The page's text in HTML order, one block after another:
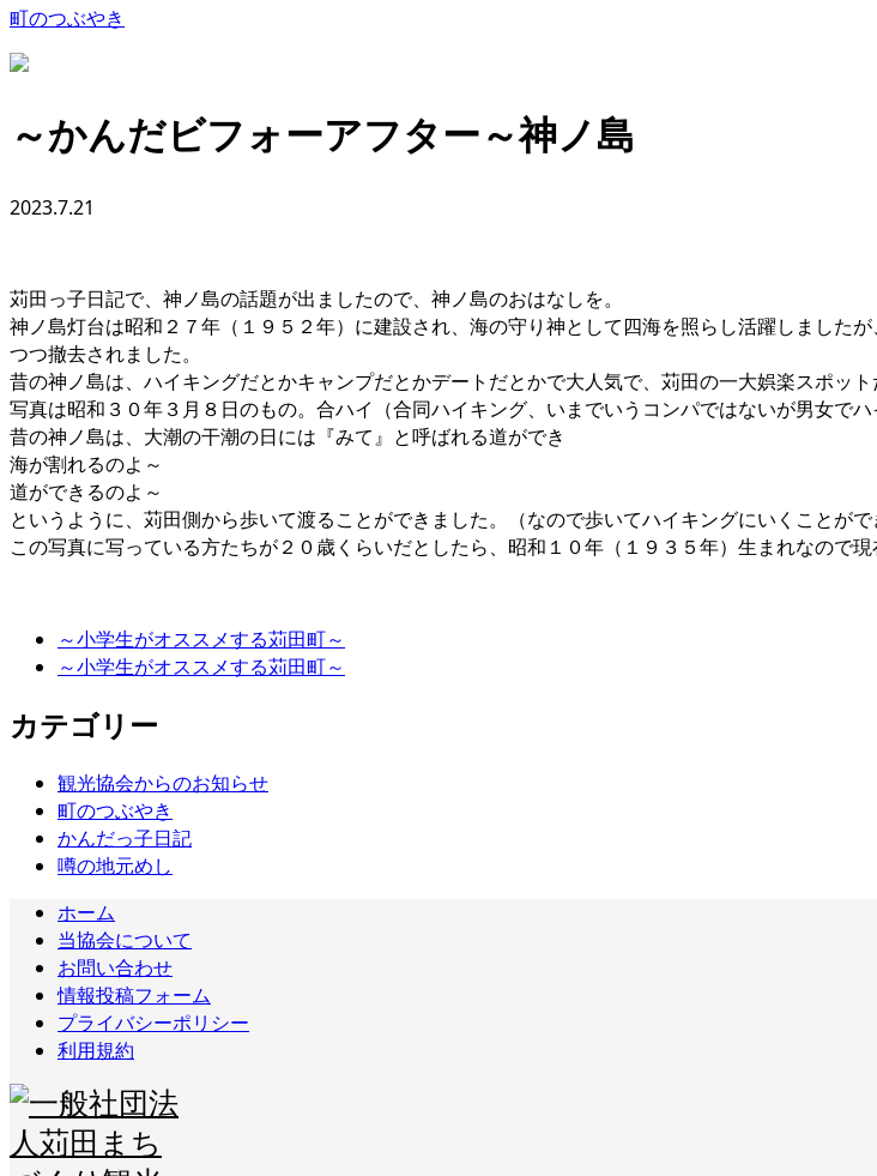
町のつぶやき
～かんだビフォーアフター～神ノ島
2023.7.21
苅田っ子日記で、神ノ島の話題が出ましたので、神ノ島のおはなしを。
神ノ島灯台は昭和２７年（１９５２年）に建設され、海の守り神として四海を照らし活躍しました
つつ撤去されました。
昔の神ノ島は、ハイキングだとかキャンプだとかデートだとかで大人気で、苅田の一大娯楽スポッ
写真は昭和３０年３月８日のもの。合ハイ（合同ハイキング、いまでいうコンパではないが男女で
昔の神ノ島は、大潮の干潮の日には『みて』と呼ばれる道ができ
海が割れるのよ～
道ができるのよ～
というように、苅田側から歩いて渡ることができました。（なので歩いてハイキングにいくことがで
この写真に写っている方たちが２０歳くらいだとしたら、昭和１０年（１９３５年）生まれなので現
～小学生がオススメする苅田町～
～小学生がオススメする苅田町～
カテゴリー
観光協会からのお知らせ
町のつぶやき
かんだっ子日記
噂の地元めし
ホーム
当協会について
お問い合わせ
情報投稿フォーム
プライバシーポリシー
利用規約